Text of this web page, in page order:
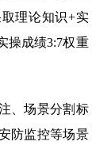
理论知识+实
操成绩3:7权重
、场景分割标
防监控等场景